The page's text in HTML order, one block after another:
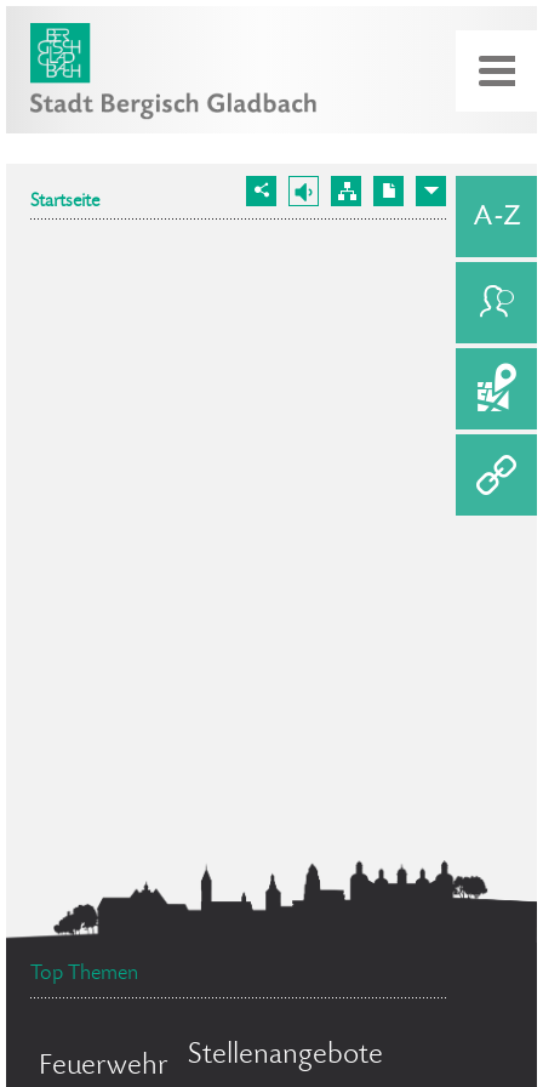
Startseite
Top Themen
Feuerwehr Stellenangebote